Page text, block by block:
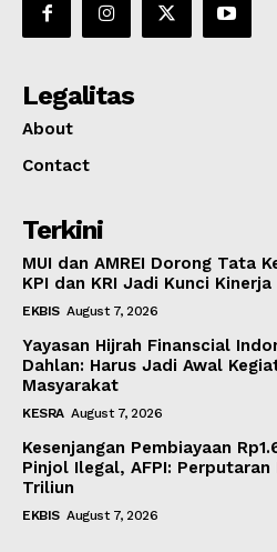
Legalitas
About
Contact
Terkini
MUI dan AMREI Dorong Tata
KPI dan KRI Jadi Kunci Kinerja
EKBIS August 7, 2026
Yayasan Hijrah Finanscial
Dahlan: Harus Jadi Awal
Masyarakat
KESRA August 7, 2026
Kesenjangan Pembiayaan
Pinjol Ilegal, AFPI: Perputaran
Triliun
EKBIS August 7, 2026